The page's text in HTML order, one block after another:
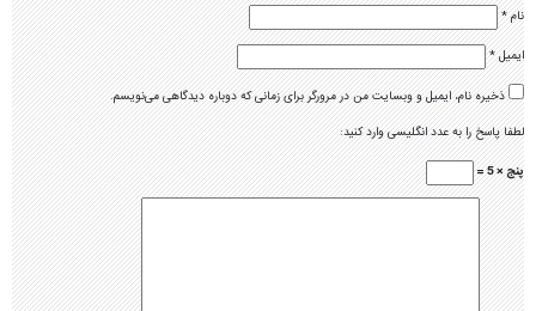
نام*
ایمیل*
ذخیره نام، ایمیل و وبسایت من در مرورگر برای زمانی که دوباره دیدگاهی می‌نویسم.
لطفا پاسخ را به عدد انگلیسی وارد کنید:
پنج × 5 =